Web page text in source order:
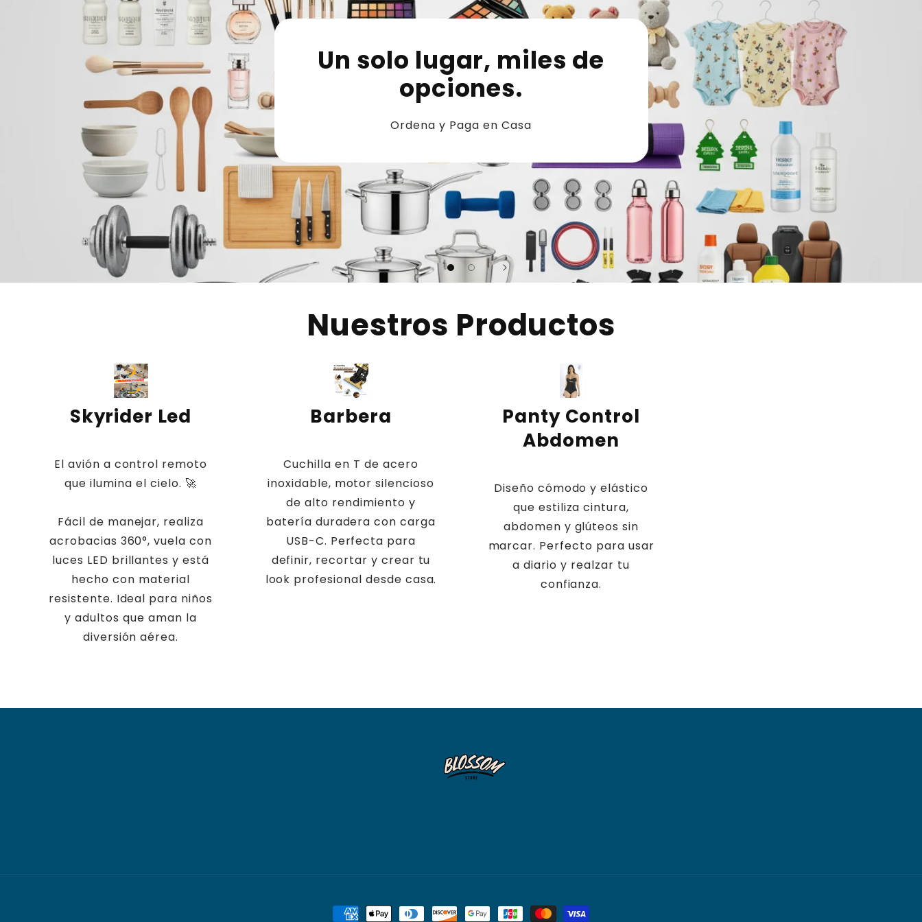
Un solo lugar, miles de
opciones.
Ordena y Paga en Casa
Nuestros Productos
Skyrider Led
El avión a control remoto
que ilumina el cielo. 🚀
Fácil de manejar, realiza
acrobacias 360°, vuela con
luces LED brillantes y está
hecho con material
resistente. Ideal para niños
y adultos que aman la
diversión aérea.
Barbera
Cuchilla en T de acero
inoxidable, motor silencioso
de alto rendimiento y
batería duradera con carga
USB-C. Perfecta para
definir, recortar y crear tu
look profesional desde casa.
Panty Control
Abdomen
Diseño cómodo y elástico
que estiliza cintura,
abdomen y glúteos sin
marcar. Perfecto para usar
a diario y realzar tu
confianza.
Formas